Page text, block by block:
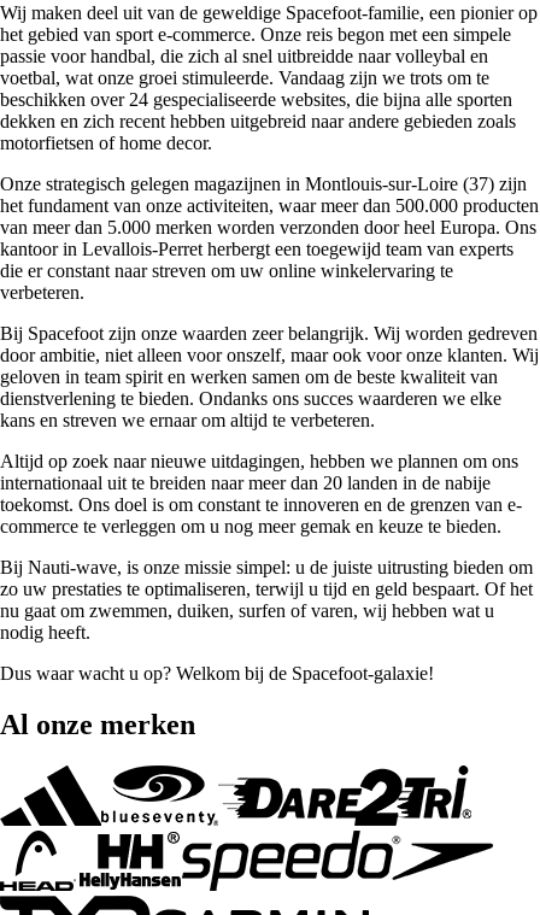
Wij maken deel uit van de geweldige Spacefoot-familie, een pionier op
het gebied van sport e-commerce. Onze reis begon met een simpele
passie voor handbal, die zich al snel uitbreidde naar volleybal en
voetbal, wat onze groei stimuleerde. Vandaag zijn we trots om te
beschikken over 24 gespecialiseerde websites, die bijna alle sporten
dekken en zich recent hebben uitgebreid naar andere gebieden zoals
motorfietsen of home decor.
Onze strategisch gelegen magazijnen in Montlouis-sur-Loire (37) zijn
het fundament van onze activiteiten, waar meer dan 500.000 producten
van meer dan 5.000 merken worden verzonden door heel Europa. Ons
kantoor in Levallois-Perret herbergt een toegewijd team van experts
die er constant naar streven om uw online winkelervaring te
verbeteren.
Bij Spacefoot zijn onze waarden zeer belangrijk. Wij worden gedreven
door ambitie, niet alleen voor onszelf, maar ook voor onze klanten. Wij
geloven in team spirit en werken samen om de beste kwaliteit van
dienstverlening te bieden. Ondanks ons succes waarderen we elke
kans en streven we ernaar om altijd te verbeteren.
Altijd op zoek naar nieuwe uitdagingen, hebben we plannen om ons
internationaal uit te breiden naar meer dan 20 landen in de nabije
toekomst. Ons doel is om constant te innoveren en de grenzen van e-
commerce te verleggen om u nog meer gemak en keuze te bieden.
Bij Nauti-wave, is onze missie simpel: u de juiste uitrusting bieden om
zo uw prestaties te optimaliseren, terwijl u tijd en geld bespaart. Of het
nu gaat om zwemmen, duiken, surfen of varen, wij hebben wat u
nodig heeft.
Dus waar wacht u op? Welkom bij de Spacefoot-galaxie!
Al onze merken